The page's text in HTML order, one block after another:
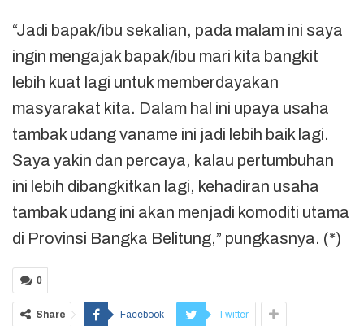
“Jadi bapak/ibu sekalian, pada malam ini saya
ingin mengajak bapak/ibu mari kita bangkit
lebih kuat lagi untuk memberdayakan
masyarakat kita. Dalam hal ini upaya usaha
tambak udang vaname ini jadi lebih baik lagi.
Saya yakin dan percaya, kalau pertumbuhan
ini lebih dibangkitkan lagi, kehadiran usaha
tambak udang ini akan menjadi komoditi utama
di Provinsi Bangka Belitung,” pungkasnya. (*)
0
Share Facebook Twitter